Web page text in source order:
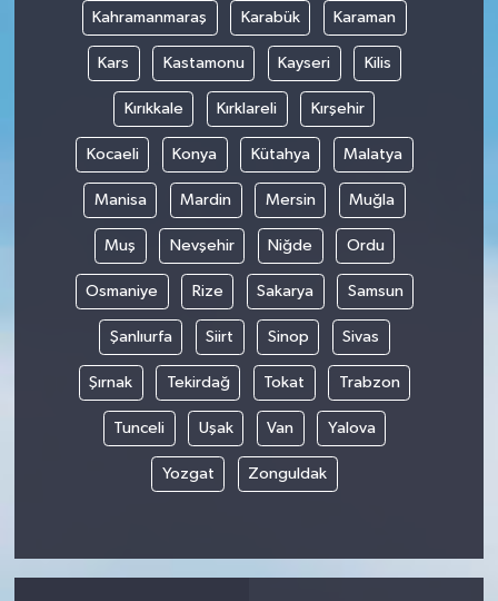
Kahramanmaraş Karabük Karaman
Kars Kastamonu Kayseri Kilis
Kırıkkale Kırklareli Kırşehir
Kocaeli Konya Kütahya Malatya
Manisa Mardin Mersin Muğla
Muş Nevşehir Niğde Ordu
Osmaniye Rize Sakarya Samsun
Şanlıurfa Siirt Sinop Sivas
Şırnak Tekirdağ Tokat Trabzon
Tunceli Uşak Van Yalova
Yozgat Zonguldak